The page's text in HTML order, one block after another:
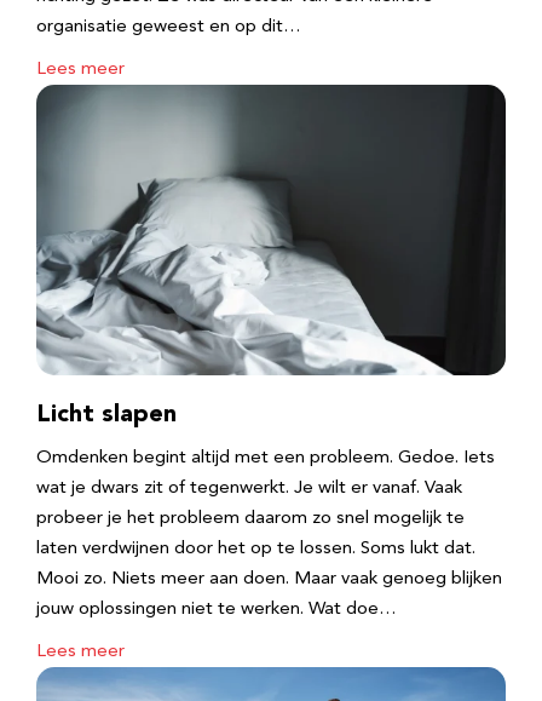
organisatie geweest en op dit…
Lees meer
Licht slapen
Omdenken begint altijd met een probleem. Gedoe. Iets
wat je dwars zit of tegenwerkt. Je wilt er vanaf. Vaak
probeer je het probleem daarom zo snel mogelijk te
laten verdwijnen door het op te lossen. Soms lukt dat.
Mooi zo. Niets meer aan doen. Maar vaak genoeg blijken
jouw oplossingen niet te werken. Wat doe…
Lees meer